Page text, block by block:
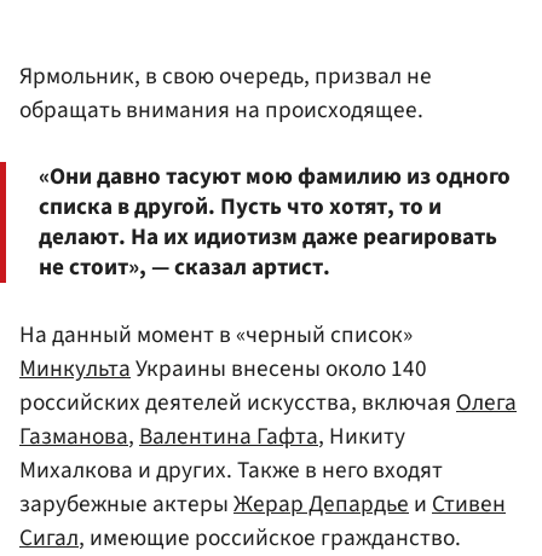
Ярмольник, в свою очередь, призвал не
обращать внимания на происходящее.
«Они давно тасуют мою фамилию из одного
списка в другой. Пусть что хотят, то и
делают. На их идиотизм даже реагировать
не стоит», — сказал артист.
На данный момент в «черный список»
МинкультаУкраины внесены около 140
российских деятелей искусства, включаяОлега
Газманова,Валентина Гафта, Никиту
Михалкова и других. Также в него входят
зарубежные актерыЖерар ДепардьеиСтивен
Сигал, имеющие российское гражданство.